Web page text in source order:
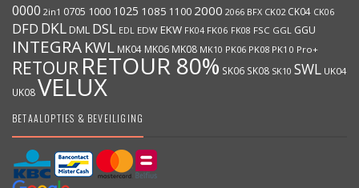
0000 2in1 0705 1000 1025 1085 1100 2000 2066 BFX CK02 CK04 CK06
DFD DKL DML DSL EDL EDW EKW FK04 FK06 FK08 FSC GGL GGU
INTEGRA KWL MK04 MK06 MK08 MK10 PK06 PK08 PK10 Pro+
RETOUR RETOUR 80% SK06 SK08 SK10 SWL UK04
UK08VELUX
BETAALOPTIES & BEVEILIGING